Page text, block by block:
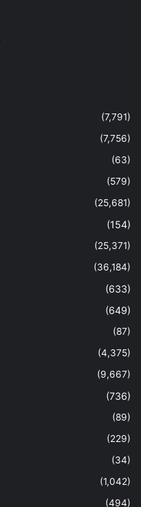
(7,791)
(7,756)
(63)
(579)
(25,681)
(154)
(25,371)
(36,184)
(633)
(649)
(87)
(4,375)
(9,667)
(736)
(89)
(229)
(34)
(1,042)
(494)